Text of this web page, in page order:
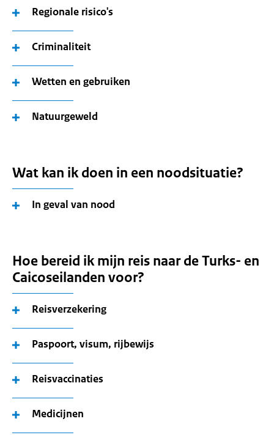
Regionale risico's
Criminaliteit
Wetten en gebruiken
Natuurgeweld
Wat kan ik doen in een noodsituatie?
In geval van nood
Hoe bereid ik mijn reis naar de Turks- en
Caicoseilanden voor?
Reisverzekering
Paspoort, visum, rijbewijs
Reisvaccinaties
Medicijnen